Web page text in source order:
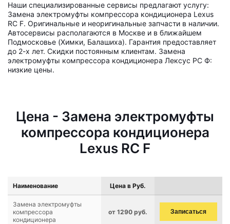
Наши специализированные сервисы предлагают услугу:
Замена электромуфты компрессора кондиционера Lexus
RC F. Оригинальные и неоригинальные запчасти в наличии.
Автосервисы располагаются в Москве и в ближайшем
Подмосковье (Химки, Балашиха). Гарантия предоставляет
до 2-х лет. Скидки постоянным клиентам. Замена
электромуфты компрессора кондиционера Лексус РС Ф:
низкие цены.
Цена - Замена электромуфты
компрессора кондиционера
Lexus RC F
Наименование Цена в Руб.
Замена электромуфты
компрессора
кондиционера
от 1290 руб. Записаться